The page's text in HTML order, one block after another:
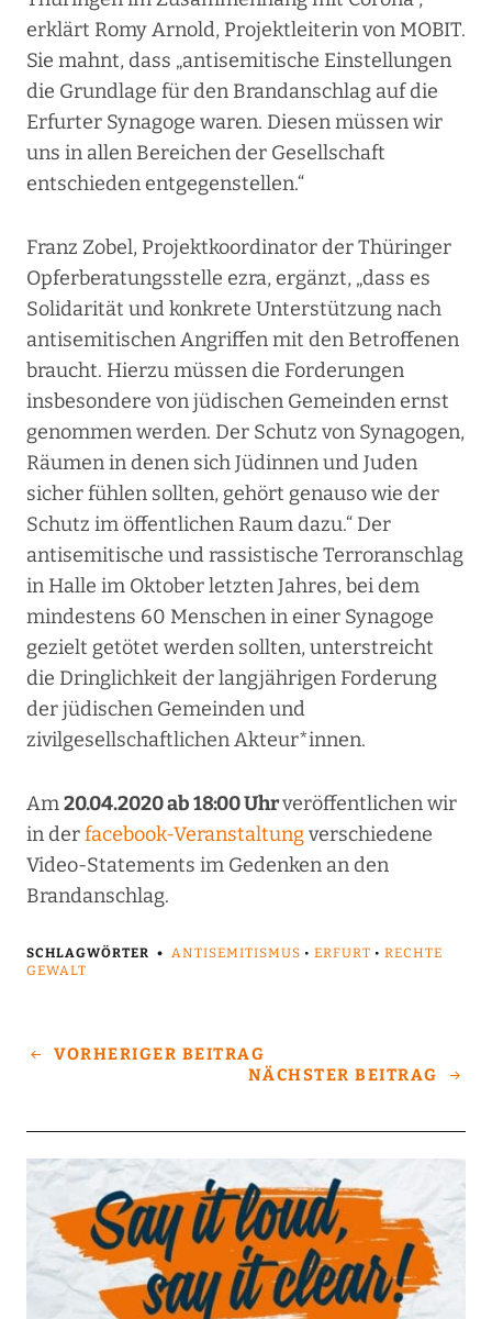
erklärt Romy Arnold, Projektleiterin von MOBIT.
Sie mahnt, dass „antisemitische Einstellungen
die Grundlage für den Brandanschlag auf die
Erfurter Synagoge waren. Diesen müssen wir
uns in allen Bereichen der Gesellschaft
entschieden entgegenstellen.“
Franz Zobel, Projektkoordinator der Thüringer
Opferberatungsstelle ezra, ergänzt, „dass es
Solidarität und konkrete Unterstützung nach
antisemitischen Angriffen mit den Betroffenen
braucht. Hierzu müssen die Forderungen
insbesondere von jüdischen Gemeinden ernst
genommen werden. Der Schutz von Synagogen,
Räumen in denen sich Jüdinnen und Juden
sicher fühlen sollten, gehört genauso wie der
Schutz im öffentlichen Raum dazu.“ Der
antisemitische und rassistische Terroranschlag
in Halle im Oktober letzten Jahres, bei dem
mindestens 60 Menschen in einer Synagoge
gezielt getötet werden sollten, unterstreicht
die Dringlichkeit der langjährigen Forderung
der jüdischen Gemeinden und
zivilgesellschaftlichen Akteur*innen.
Am20.04.2020 ab 18:00 Uhrveröffentlichen wir
in derfacebook-Veranstaltungverschiedene
Video-Statements im Gedenken an den
Brandanschlag.
SCHLAGWÖRTER ANTISEMITISMUS • ERFURT • RECHTE
GEWALT
VORHERIGER BEITRAG
NÄCHSTER BEITRAG